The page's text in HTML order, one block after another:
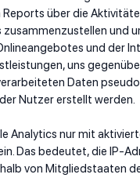
über die
und
und der
uns
Daten
Nutzer erstellt werden.
Analytics nur mit
Das bedeutet, die IP-
von Mitgliedstaaten